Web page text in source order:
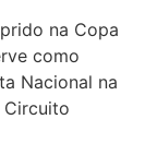
na Copa
como
Nacional na
Circuito